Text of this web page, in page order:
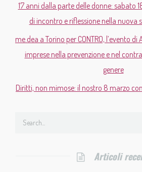
17 anni dalla parte delle donne: sabato
di incontro e riflessione nella nuova
me.dea a Torino per CONTRO, l’evento
imprese nella prevenzione e nel
genere
Diritti, non mimose: il nostro 8 marzo
Articoli